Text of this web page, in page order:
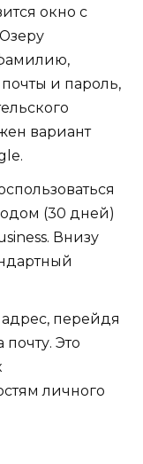
окно с
и пароль,
вариант
(30 дней)
Внизу
перейдя
Это
личного